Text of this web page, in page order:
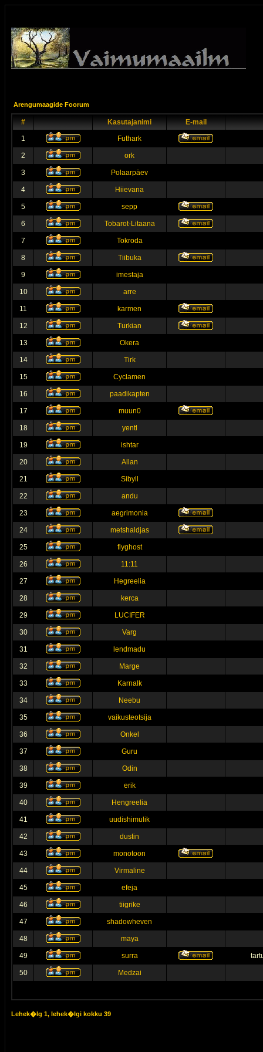
Arengumaagide Foorum
# Kasutajanimi
E-mail
1
Futhark
2 ork
3 Polaarpäev
4 Hiievana
5 sepp
6 Tobarot-Litaana
7 Tokroda
8 Tiibuka
9 imestaja
10 arre
11 karmen
12 Turkian
13 Okera
14 Tirk
15 Cyclamen
16 paadikapten
17 muun0
18 yentl
19 ishtar
20 Allan
21 Sibyll
22 andu
23 aegrimonia
24 metshaldjas
25 flyghost
26 11:11
27 Hegreelia
28 kerca
29 LUCIFER
30 Varg
31 lendmadu
32 Marge
33 Karnalk
34 Neebu
35 vaikusteotsija
36 Onkel
37 Guru
38 Odin
39 erik
40 Hengreelia
41 uudishimulik
42 dustin
43 monotoon
44 Virmaline
45 efeja
46 tiigrike
47 shadowheven
48 maya
49 surra
50 Medzai
Lehek�lg 1, lehek�lgi kokku 39